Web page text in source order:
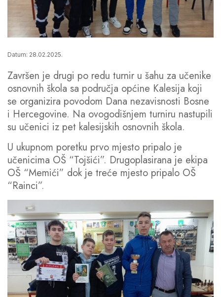
Datum: 28.02.2025.
Završen je drugi po redu turnir u šahu za učenike
osnovnih škola sa područja općine Kalesija koji
se organizira povodom Dana nezavisnosti Bosne
i Hercegovine. Na ovogodišnjem turniru nastupili
su učenici iz pet kalesijskih osnovnih škola.
U ukupnom poretku prvo mjesto pripalo je
učenicima OŠ “Tojšići”. Drugoplasirana je ekipa
OŠ “Memići” dok je treće mjesto pripalo OŠ
“Rainci”.